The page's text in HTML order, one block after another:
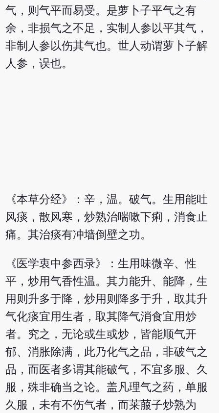
气，则气平而易受。是萝卜子平气之有
余，非损气之不足，实制人参以平其气，
非制人参以伤其气也。世人动谓萝卜子解
人参，误也。
《本草分经》：辛，温。破气。生用能吐
风痰，散风寒，炒熟治喘嗽下痢，消食止
痛。其治痰有冲墙倒壁之功。
《医学衷中参西录》：生用味微辛、性
平，炒用气香性温。其力能升、能降，生
用则升多于降，炒用则降多于升，取其升
气化痰宜用生者，取其降气消食宜用炒
者。究之，无论或生或炒，皆能顺气开
郁、消胀除满，此乃化气之品，非破气之
品，而医者多谓其能破气，不宜多服、久
服，殊非确当之论。盖凡理气之药，单服
久服，未有不伤气者，而莱菔子炒熟为